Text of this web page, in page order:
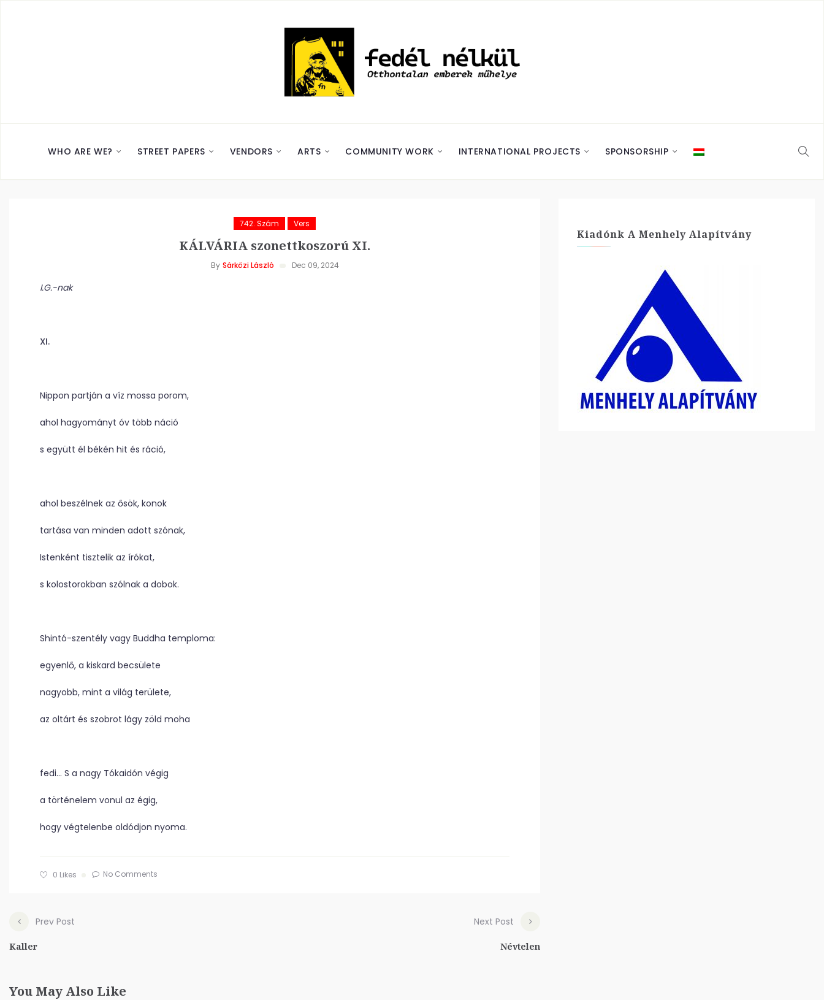
WHO ARE WE? STREET PAPERS VENDORS ARTS COMMUNITY WORK INTERNATIONAL PROJECTS SPONSORSHIP
742. Szám Vers
KÁLVÁRIA szonettkoszorú XI.
By Sárközi László Dec 09, 2024
I.G.-nak
XI.
Nippon partján a víz mossa porom,
ahol hagyományt óv több náció
s együtt él békén hit és ráció,
ahol beszélnek az ősök, konok
tartása van minden adott szónak,
Istenként tisztelik az írókat,
s kolostorokban szólnak a dobok.
Shintó-szentély vagy Buddha temploma:
egyenlő, a kiskard becsülete
nagyobb, mint a világ területe,
az oltárt és szobrot lágy zöld moha
fedi… S a nagy Tókaidón végig
a történelem vonul az égig,
hogy végtelenbe oldódjon nyoma.
0 Likes No Comments
Prev Post
Kaller
Next Post
Névtelen
You May Also Like
Kiadónk A Menhely Alapítvány